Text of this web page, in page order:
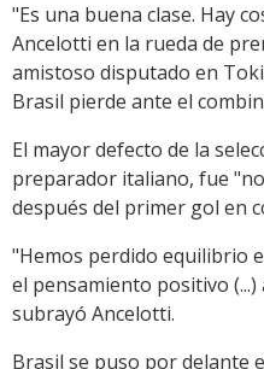
"Es una buena clase. Hay
Ancelotti en la rueda de
amistoso disputado en
Brasil pierde ante el
El mayor defecto de la
preparador italiano, fue
después del primer gol en
"Hemos perdido equilibrio
el pensamiento positivo
subrayó Ancelotti.
Brasil se puso por delante